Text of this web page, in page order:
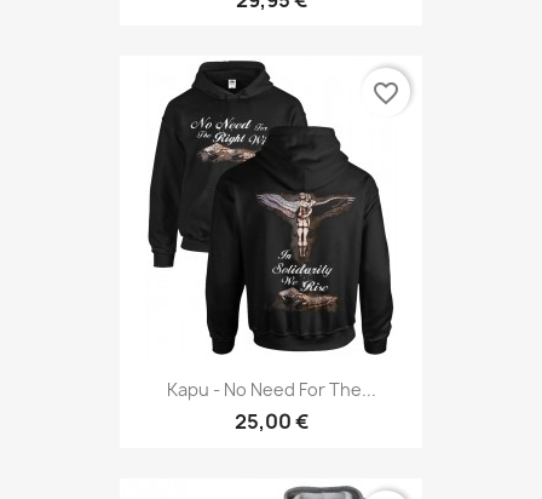
Kapu - No Need For The...
25,00 €
favorite_border